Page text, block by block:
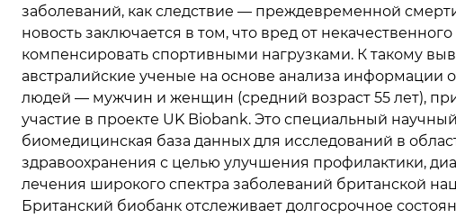
заболеваний, как следствие — преждевременной
новость заключается в том, что вред от
компенсировать спортивными нагрузками. К такому
австралийские ученые на основе анализа информации
людей — мужчин и женщин (средний возраст 55 лет),
участие в проекте UK Biobank. Это специальный
биомедицинская база данных для исследований в
здравоохранения с целью улучшения профилактики,
лечения широкого спектра заболеваний британской
Британский биобанк отслеживает долгосрочное